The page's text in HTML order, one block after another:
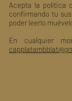
Acepta la política
confirmando tu
poder leerlo
En cualquier